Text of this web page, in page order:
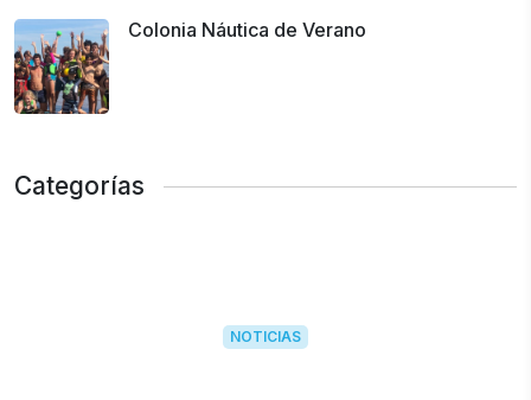
Colonia Náutica de Verano
Categorías
NOTICIAS